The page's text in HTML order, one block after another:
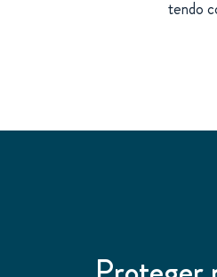
tendo